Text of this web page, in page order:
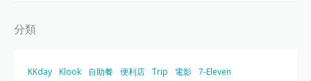
分類
KKday Klook 自助餐 便利店 Trip 電影 7-Eleven